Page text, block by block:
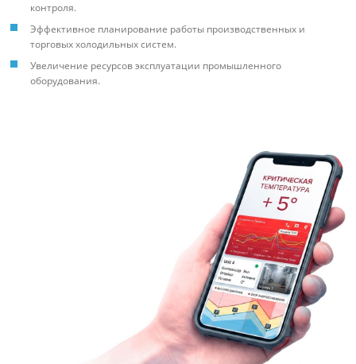
контроля.
Эффективное планирование работы производственных и
торговых холодильных систем.
Увеличение ресурсов эксплуатации промышленного
оборудования.